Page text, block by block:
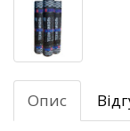
Опис